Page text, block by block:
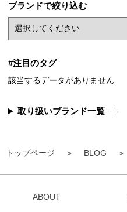
トップページ BLOG
ブランドで絞り込む
#注目のタグ
該当するデータがありません
取り扱いブランド一覧
ABOUT